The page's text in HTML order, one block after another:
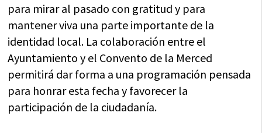
para mirar al pasado con gratitud y para
mantener viva una parte importante de la
identidad local. La colaboración entre el
Ayuntamiento y el Convento de la Merced
permitirá dar forma a una programación pensada
para honrar esta fecha y favorecer la
participación de la ciudadanía.